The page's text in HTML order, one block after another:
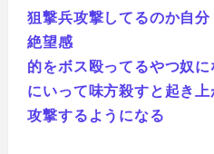
狙撃兵攻撃してるのか自
絶望感
的をボス殴ってるやつ奴
にいって味方殺すと起き
攻撃するようになる